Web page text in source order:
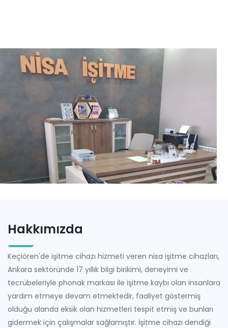
Hakkımızda
Keçiören'de işitme cihazı hizmeti veren nisa işitme cihazları,
Ankara sektöründe 17 yıllık bilgi birikimi, deneyimi ve
tecrübeleriyle phonak markası ile işitme kaybı olan insanlara
yardım etmeye devam etmektedir, faaliyet göstermiş
olduğu alanda eksik olan hizmetleri tespit etmiş ve bunları
gidermek için çalışmalar sağlamıştır. İşitme cihazı dendiği